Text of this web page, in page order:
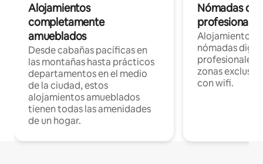
Alojamientos
completamente
amueblados
Desde cabañas pacíficas en
las montañas hasta prácticos
departamentos en el medio
de la ciudad, estos
alojamientos amueblados
tienen todas las amenidades
de un hogar.
Nómadas
Alojamientos
nómadas
profesionales
zonas
con wifi.